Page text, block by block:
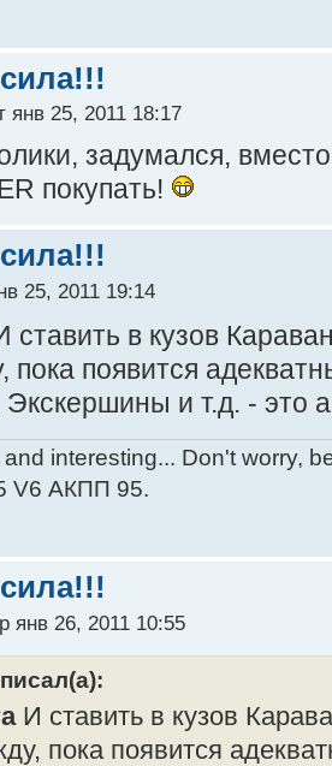
янв 25, 2011 18:17
задумался,
покупать!
25, 2011 19:14
ставить в кузов
пока появится
и т.д. - это
interesting... Don't worry,
V6 АКПП 95.
янв 26, 2011 10:55
И ставить в кузов
пока появится